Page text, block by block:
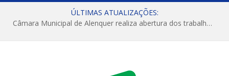
ÚLTIMAS ATUALIZAÇÕES:
Câmara Municipal de Alenquer realiza abertura dos trabalhos do 4º Período Legislativo